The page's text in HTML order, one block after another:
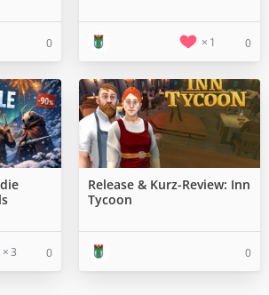
0 1 0
3 0
Release & Kurz-Review: Inn
Tycoon
0